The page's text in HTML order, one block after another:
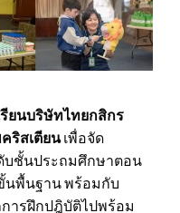
รียนบริษัทไทยกสิกร
คริสเตียนเพื่อจัด
บชั้นประถมศึกษาตอน
นพื้นฐาน พร้อมกับ
ารฝึกปฎิบัติไปพร้อม